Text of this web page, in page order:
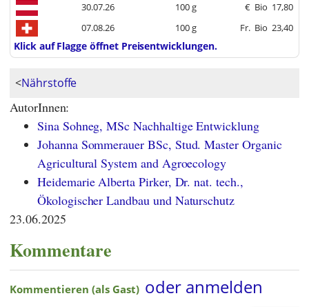
30.07.26
100 g € Bio 17,80
07.08.26
100 g Fr. Bio 23,40
Klick auf Flagge öffnet Preisentwicklungen.
<Nährstoffe
AutorInnen:
Sina Sohneg, MSc Nachhaltige Entwicklung
Johanna Sommerauer BSc, Stud. Master Organic
Agricultural System and Agroecology
Heidemarie Alberta Pirker, Dr. nat. tech.,
Ökologischer Landbau und Naturschutz
23.06.2025
Kommentare